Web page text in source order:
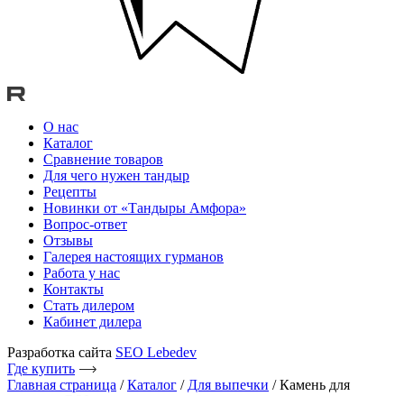
О нас
Каталог
Сравнение товаров
Для чего нужен тандыр
Рецепты
Новинки от «Тандыры Амфора»
Вопрос-ответ
Отзывы
Галерея настоящих гурманов
Работа у нас
Контакты
Стать дилером
Кабинет дилера
Разработка сайта SEO Lebedev
Где купить
Главная страница /Каталог / Для выпечки /Камень для